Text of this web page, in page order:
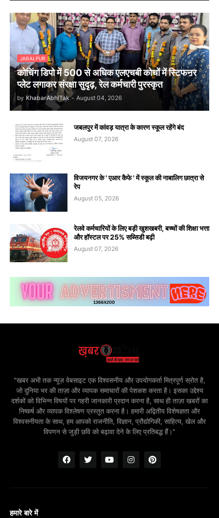
JABALPUR
कोचिंग डिपो में 500 से अधिक एलएचबी कोचों में स्टिफऩर
प्लेट लगाकर संरक्षा सुदृढ़, रेल कर्मचारी पुरस्कृत
by KhabarAbhiTak - August 04, 2026
जबलपुर में कांवड़ यात्रा के कारण स्कूल रहेंगे बंद
August 07, 2026
विजयनगर के ' एआर कैफे ' में स्कूल की नाबालिग छात्रा से
रेप
August 05, 2026
रेलवे कर्मचारियों के लिए बड़ी खुशखबरी, बच्चों की शिक्षा भत्ता
और हॉस्टल पर 25% सब्सिडी बढ़ी
August 07, 2026
"खबर अभी तक न्यूज़ वेबसाइट एक विश्वसनीय और उपयोगकर्ता मित्रपूर्ण स्रोत है,
जो दुनिया भर की ताज़ा और व्यापक समाचारों की पेशकश करता है। इसका उद्देश्य
दर्शकों को विभिन्न विषयों पर गहरी जानकारी प्रदान करना है, साथ ही ताज़ा खबरों का
निष्कर्ष और व्यापक विश्लेषण प्रस्तुत करना है। हमारी अद्वितीय विशेषज्ञता और
विश्वसनीयता के साथ, हम आपको राजनीति, विज्ञान, प्रौद्योगिकी, साहित्य, खेल और
विपणन से जुड़ी छवि को बढ़ावा देने के लिए प्रतिबद्ध हैं।"
हमारे बारे में